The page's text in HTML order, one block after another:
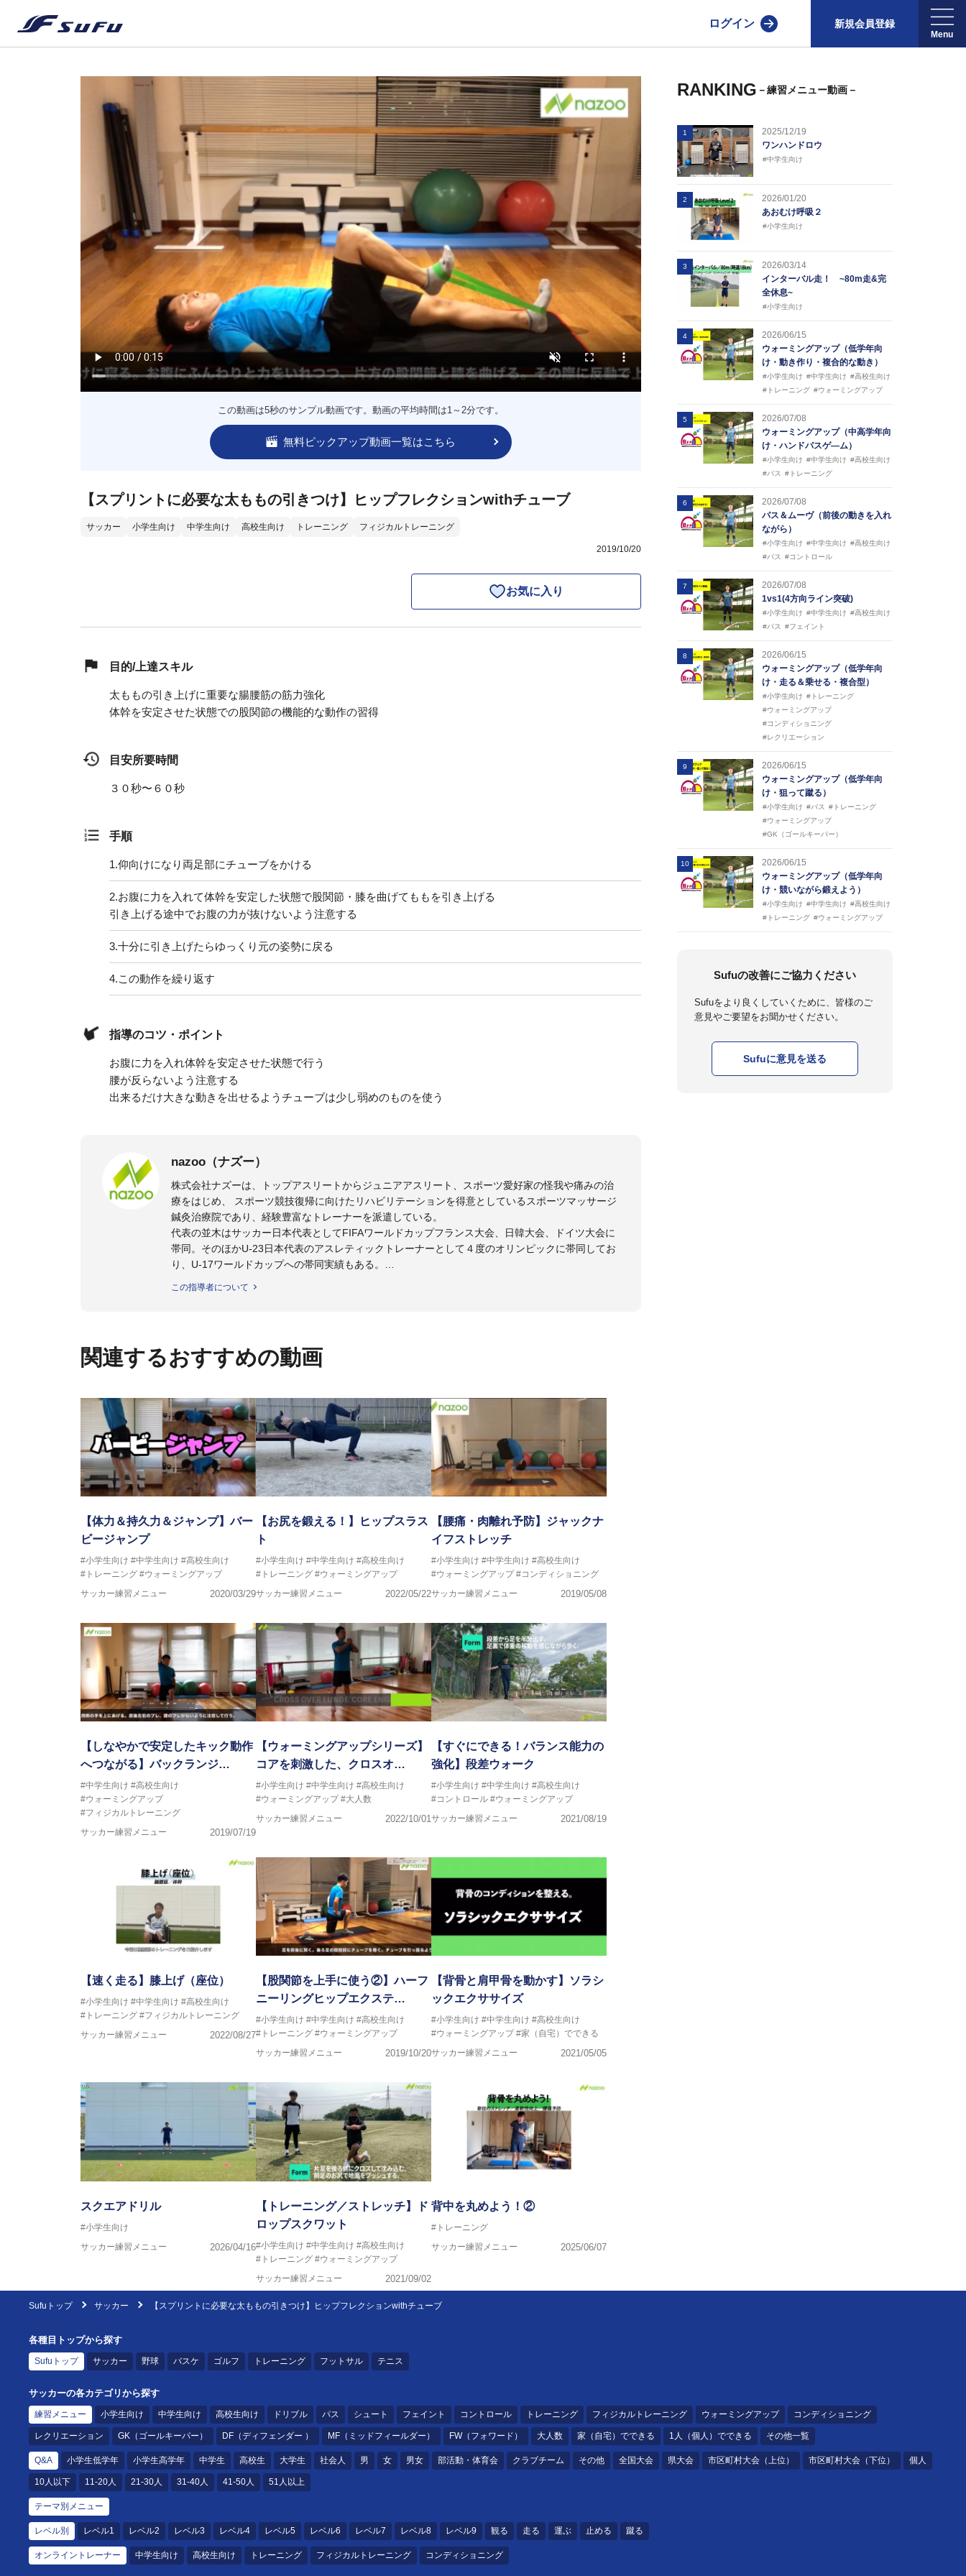
ログイン 新規会員登録
この動画は5秒のサンプル動画です。動画の平均時間は1～2分です。
無料ピックアップ動画一覧はこちら
【スプリントに必要な太ももの引きつけ】ヒップフレクションwithチューブ
サッカー 小学生向け 中学生向け 高校生向け トレーニング フィジカルトレーニング
2019/10/20
お気に入り
目的/上達スキル
太ももの引き上げに重要な腸腰筋の筋力強化
体幹を安定させた状態での股関節の機能的な動作の習得
目安所要時間
３０秒〜６０秒
手順
1.仰向けになり両足部にチューブをかける
2.お腹に力を入れて体幹を安定した状態で股関節・膝を曲げてももを引き上げる
引き上げる途中でお腹の力が抜けないよう注意する
3.十分に引き上げたらゆっくり元の姿勢に戻る
4.この動作を繰り返す
指導のコツ・ポイント
お腹に力を入れ体幹を安定させた状態で行う
腰が反らないよう注意する
出来るだけ大きな動きを出せるようチューブは少し弱めのものを使う
nazoo（ナズー）
株式会社ナズーは、トップアスリートからジュニアアスリート、スポーツ愛好家の怪我や痛みの治
療をはじめ、 スポーツ競技復帰に向けたリハビリテーションを得意としているスポーツマッサージ
鍼灸治療院であり、経験豊富なトレーナーを派遣している。
代表の並木はサッカー日本代表としてFIFAワールドカップフランス大会、日韓大会、ドイツ大会に
帯同。そのほかU-23日本代表のアスレティックトレーナーとして４度のオリンピックに帯同してお
り、U-17ワールドカップへの帯同実績もある。
「一人一人の健康な人生をサポートする」を企業理念として掲げ、世の中の人々の『健康』をあら
この指導者について
関連するおすすめの動画
【体力＆持久力＆ジャンプ】バー
ビージャンプ
#小学生向け #中学生向け #高校生向け
#トレーニング #ウォーミングアップ
サッカー練習メニュー
2020/03/29
【お尻を鍛える！】ヒップスラス
ト
#小学生向け #中学生向け #高校生向け
#トレーニング #ウォーミングアップ
サッカー練習メニュー
2022/05/22
【腰痛・肉離れ予防】ジャックナ
イフストレッチ
#小学生向け #中学生向け #高校生向け
#ウォーミングアップ #コンディショニング
サッカー練習メニュー
2019/05/08
【しなやかで安定したキック動作
へつながる】バックランジ…
#中学生向け #高校生向け
#ウォーミングアップ
#フィジカルトレーニング
サッカー練習メニュー
2019/07/19
【ウォーミングアップシリーズ】
コアを刺激した、クロスオ…
#小学生向け #中学生向け #高校生向け
#ウォーミングアップ #大人数
サッカー練習メニュー
2022/10/01
【すぐにできる！バランス能力の
強化】段差ウォーク
#小学生向け #中学生向け #高校生向け
#コントロール #ウォーミングアップ
サッカー練習メニュー
2021/08/19
【速く走る】膝上げ（座位）
#小学生向け #中学生向け #高校生向け
#トレーニング #フィジカルトレーニング
サッカー練習メニュー
2022/08/27
【股関節を上手に使う②】ハーフ
ニーリングヒップエクステ…
#小学生向け #中学生向け #高校生向け
#トレーニング #ウォーミングアップ
サッカー練習メニュー
2019/10/20
【背骨と肩甲骨を動かす】ソラシ
ックエクササイズ
#小学生向け #中学生向け #高校生向け
#ウォーミングアップ #家（自宅）でできる
サッカー練習メニュー
2021/05/05
スクエアドリル
#小学生向け
サッカー練習メニュー
2026/04/16
【トレーニング／ストレッチ】ド
ロップスクワット
#小学生向け #中学生向け #高校生向け
#トレーニング #ウォーミングアップ
サッカー練習メニュー
2021/09/02
背中を丸めよう！②
#トレーニング
サッカー練習メニュー
2025/06/07
RANKING －練習メニュー動画－
1
2025/12/19
ワンハンドロウ
#中学生向け
2
2026/01/20
あおむけ呼吸２
#小学生向け
3
2026/03/14
インターバル走！ ~80m走&完
全休息~
#小学生向け
4
2026/06/15
ウォーミングアップ（低学年向
け・動き作り・複合的な動き）
#小学生向け #中学生向け #高校生向け
#トレーニング #ウォーミングアップ
5
2026/07/08
ウォーミングアップ（中高学年向
け・ハンドパスゲ―ム）
#小学生向け #中学生向け #高校生向け
#パス
#トレーニング
6
2026/07/08
パス＆ムーヴ（前後の動きを入れ
ながら）
#小学生向け #中学生向け #高校生向け
#パス
#コントロール
7
2026/07/08
1vs1(4方向ライン突破)
#小学生向け #中学生向け #高校生向け
#パス
#フェイント
8
2026/06/15
ウォーミングアップ（低学年向
け・走る＆乗せる・複合型）
#小学生向け #トレーニング
#ウォーミングアップ
#コンディショニング
#レクリエーション
9
2026/06/15
ウォーミングアップ（低学年向
け・狙って蹴る）
#小学生向け #パス
#トレーニング
#ウォーミングアップ
#GK（ゴールキーパー）
10
2026/06/15
ウォーミングアップ（低学年向
け・競いながら鍛えよう）
#小学生向け #中学生向け #高校生向け
#トレーニング #ウォーミングアップ
Sufuの改善にご協力ください
Sufuをより良くしていくために、皆様のご
意見やご要望をお聞かせください。
Sufuに意見を送る
Sufuトップ サッカー 【スプリントに必要な太ももの引きつけ】ヒップフレクションwithチューブ
各種目トップから探す
Sufuトップ サッカー 野球 バスケ ゴルフ トレーニング フットサル テニス
サッカーの各カテゴリから探す
練習メニュー 小学生向け 中学生向け 高校生向け ドリブル パス シュート フェイント コントロール トレーニング フィジカルトレーニング ウォーミングアップ コンディショニング
レクリエーション GK（ゴールキーパー） DF（ディフェンダー ） MF（ミッドフィールダー） FW（フォワード） 大人数 家（自宅）でできる 1人（個人）でできる その他一覧
Q&A 小学生低学年 小学生高学年 中学生 高校生 大学生 社会人 男 女 男女 部活動・体育会 クラブチーム その他 全国大会 県大会 市区町村大会（上位） 市区町村大会（下位） 個人
10人以下 11-20人 21-30人 31-40人 41-50人 51人以上
テーマ別メニュー
レベル別 レベル1 レベル2 レベル3 レベル4 レベル5 レベル6 レベル7 レベル8 レベル9 観る 走る 運ぶ 止める 蹴る
オンライントレーナー 中学生向け 高校生向け トレーニング フィジカルトレーニング コンディショニング